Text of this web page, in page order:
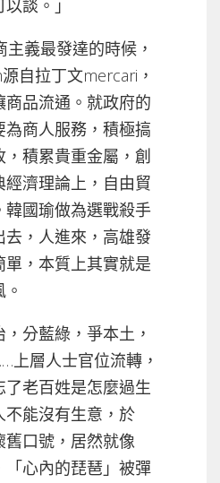
談。」
義最發達的時候，
自拉丁文mercari，
品流通。就政府的
商人服務，積極搞
積累貴重金屬，創
濟理論上，自由貿
韓國瑜做為選戰殺手
，人進來，高雄發
，本質上其實就是
分藍綠，爭本土，
上層人士官位流轉，
老百姓是怎麼過生
不能沒有生意，於
舊口號，居然就像
「心內的琵琶」被彈